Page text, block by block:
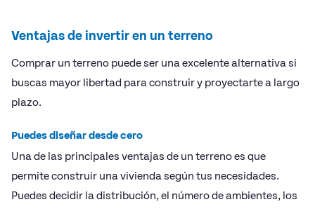
Ventajas de invertir en un terreno
Comprar un terreno puede ser una excelente alternativa si
buscas mayor libertad para construir y proyectarte a largo
plazo.
Puedes diseñar desde cero
Una de las principales ventajas de un terreno es que
permite construir una vivienda según tus necesidades.
Puedes decidir la distribución, el número de ambientes, los